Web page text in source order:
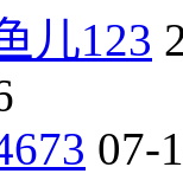
儿123
07-